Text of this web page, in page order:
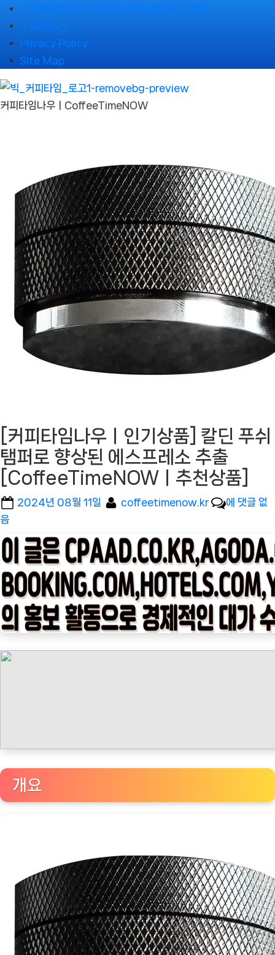
Skip
to
content
🌹커피타임나우ㅣCoffeeTimeNOW 소개🌹
🌹NOWs🌹
Privacy Policy
Site Map
커피타임나우ㅣCoffeeTimeNOW
[커피타임나우ㅣ인기상품] 칼딘 푸쉬
탬퍼로 향상된 에스프레소 추출
[CoffeeTimeNOWㅣ추천상품]
Posted
2024년 08월 11일 By
coffeetimenow.kr
[커
타
임
나
우
ㅣ
인
에
스
프
레
소
추
에 댓글 없
음
개요